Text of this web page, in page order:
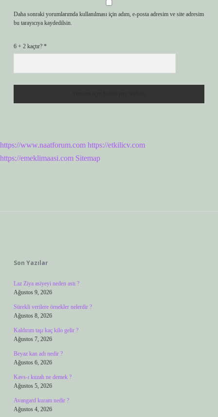
Daha sonraki yorumlarımda kullanılması için adım, e-posta adresim ve site adresim
bu tarayıcıya kaydedilsin.
6 + 2 kaçtır? *
https://www.naatforum.com https://etkilicv.com
https://emeklimaasi.com Sitemap
Son Yazılar
Laz Ziya asiyeyi neden astı ?
Ağustos 9, 2026
Sürekli verilere örnekler nelerdir ?
Ağustos 8, 2026
Kaldırım taşı kaç kilo gelir ?
Ağustos 7, 2026
Beyaz kan adı nedir ?
Ağustos 6, 2026
Kavs-ı kuzah ne demek ?
Ağustos 5, 2026
Avangard kuram nedir ?
Ağustos 4, 2026